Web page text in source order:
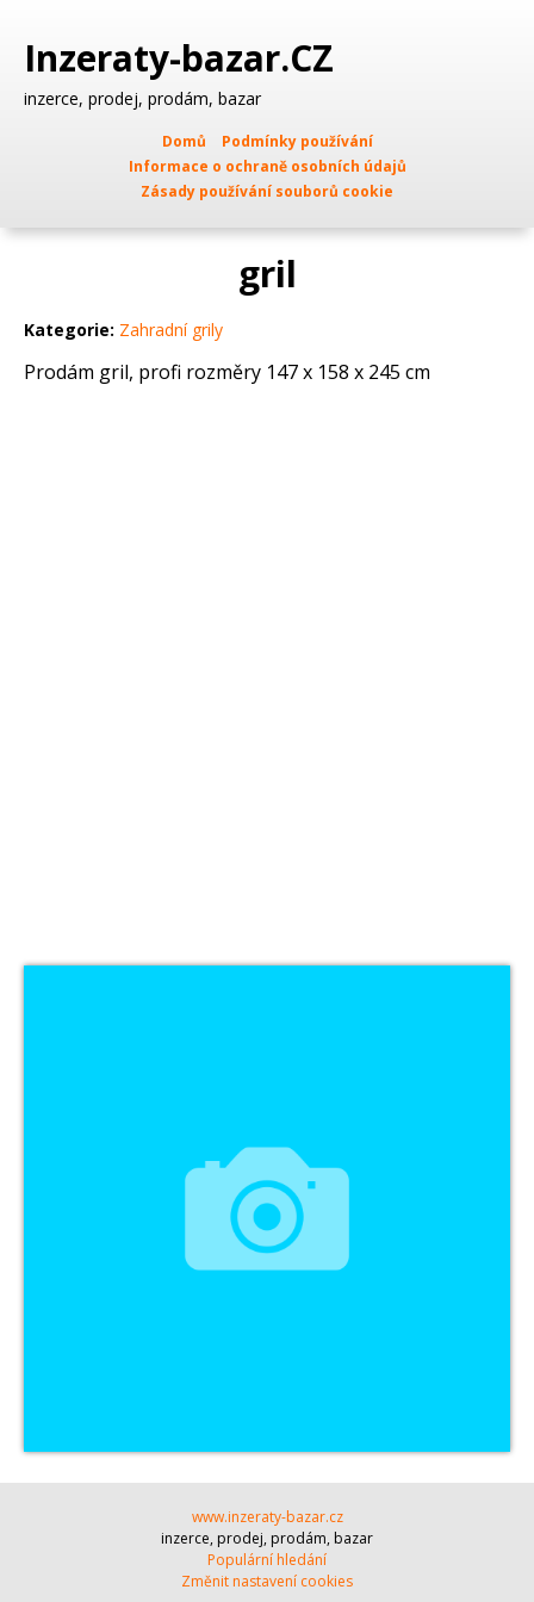
Inzeraty-bazar.CZ
inzerce, prodej, prodám, bazar
Domů
Podmínky používání
Informace o ochraně osobních údajů
Zásady používání souborů cookie
gril
Kategorie: Zahradní grily
Prodám gril, profi rozměry 147 x 158 x 245 cm
www.inzeraty-bazar.cz
inzerce, prodej, prodám, bazar
Populární hledání
Změnit nastavení cookies